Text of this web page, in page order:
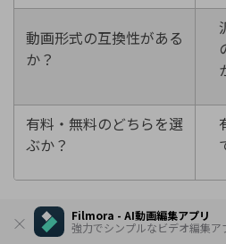
Filmora - AI動画編集アプリ
強力でシンプルなビデオ編集ア
動画形式の互換性がある
か？
有料・無料のどちらを選
ぶか？
以上のポイントを押さえ、自分
選びましょう。